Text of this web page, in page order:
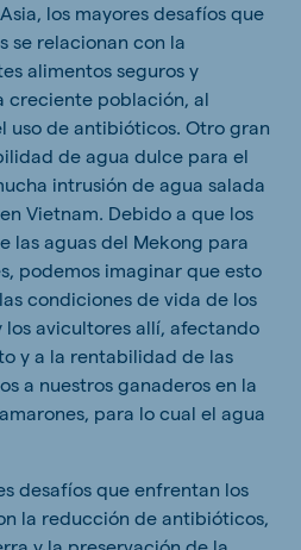
los mayores desafíos que
se relacionan con la
alimentos seguros y
creciente población, al
uso de antibióticos. Otro gran
de agua dulce para el
intrusión de agua salada
Vietnam. Debido a que los
las aguas del Mekong para
podemos imaginar que esto
condiciones de vida de los
avicultores allí, afectando
y a la rentabilidad de las
a nuestros ganaderos en la
para lo cual el agua
desafíos que enfrentan los
la reducción de antibióticos,